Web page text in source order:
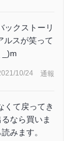
ックストーリ
ルスが笑って
_)m
10/24 通報
くて戻ってき
なら買いま
みます。